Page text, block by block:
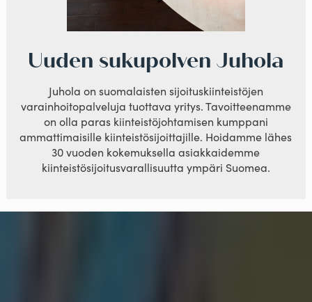
Uuden sukupolven Juhola
Juhola on suomalaisten sijoituskiinteistöjen
varainhoitopalveluja tuottava yritys. Tavoitteenamme
on olla paras kiinteistöjohtamisen kumppani
ammattimaisille kiinteistösijoittajille. Hoidamme lähes
30 vuoden kokemuksella asiakkaidemme
kiinteistösijoitusvarallisuutta ympäri Suomea.